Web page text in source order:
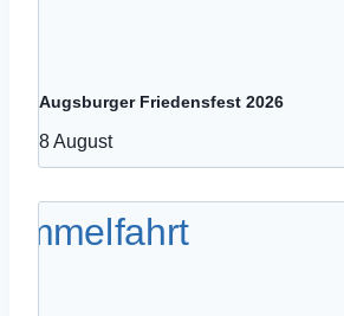
Augsburger Friedensfest 2026
8 August